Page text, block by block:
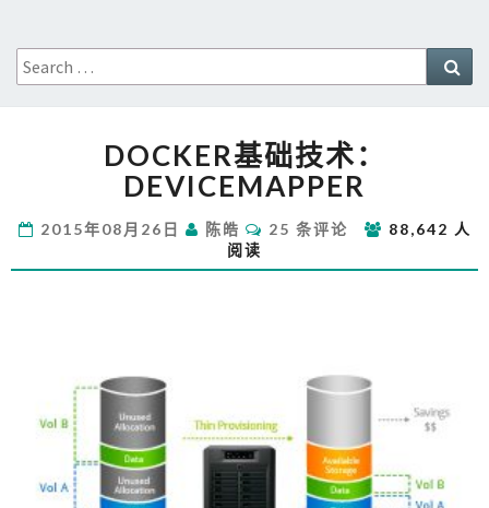
Search
for:
基
础
技
术：
DEVICEMAPPER
DOCKER基础技术：
DEVICEMAPPER
2015年08月26日 陈皓
评
论
25 条评论
88,642 人
阅读